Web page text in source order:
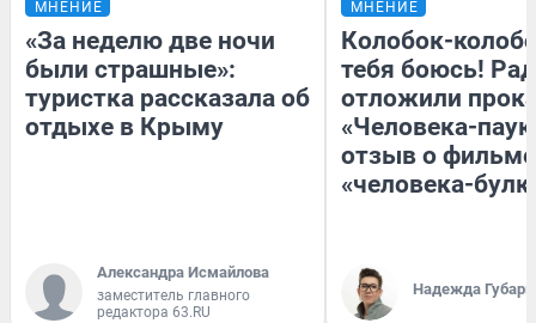
МНЕНИЕ
«За неделю две ночи
были страшные»:
туристка рассказала об
отдыхе в Крыму
Александра Исмайлова
заместитель главного
редактора 63.RU
МНЕНИЕ
Колобок-
тебя боюсь!
отложили
«Человека-
отзыв о
«человека-
Надежда Губарь